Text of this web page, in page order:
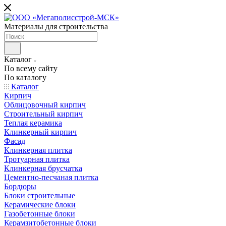
Материалы для строительства
Каталог
По всему сайту
По каталогу
Каталог
Кирпич
Облицовочный кирпич
Строительный кирпич
Теплая керамика
Клинкерный кирпич
Фасад
Клинкерная плитка
Тротуарная плитка
Клинкерная брусчатка
Цементно-песчаная плитка
Бордюры
Блоки строительные
Керамические блоки
Газобетонные блоки
Керамзитобетонные блоки